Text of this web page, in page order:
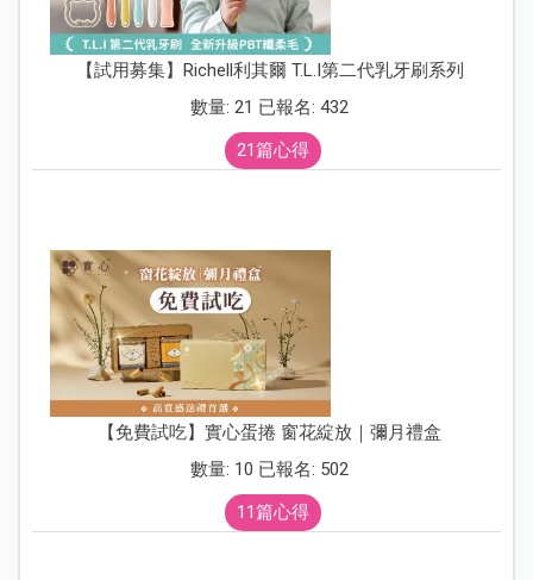
【試用募集】Richell利其爾 T.L.I第二代乳牙刷系列
數量: 21 已報名: 432
21篇心得
【免費試吃】實心蛋捲 窗花綻放｜彌月禮盒
數量: 10 已報名: 502
11篇心得